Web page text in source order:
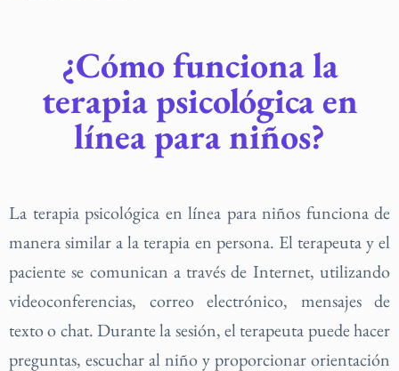
¿Cómo funciona la
terapia psicológica en
línea para niños?
La terapia psicológica en línea para niños funciona de
manera similar a la terapia en persona. El terapeuta y el
paciente se comunican a través de Internet, utilizando
videoconferencias, correo electrónico, mensajes de
texto o chat. Durante la sesión, el terapeuta puede hacer
preguntas, escuchar al niño y proporcionar orientación